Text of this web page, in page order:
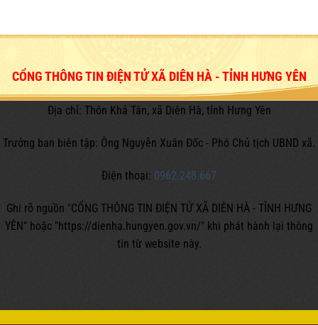
CỔNG THÔNG TIN ĐIỆN TỬ XÃ DIÊN HÀ - TỈNH HƯNG YÊN
Địa chỉ: Thôn Khả Tân, xã Diên Hà, tỉnh Hưng Yên
Trưởng ban biên tập: Ông Nguyễn Xuân Đốc - Phó Chủ tịch UBND xã.
Điện thoại: 0962.248.667
Ghi rõ nguồn "CỔNG THÔNG TIN ĐIỆN TỬ XÃ DIÊN HÀ - TỈNH HƯNG
YÊN" hoặc "https://dienha.hungyen.gov.vn/" khi phát hành lại thông
tin từ website này.